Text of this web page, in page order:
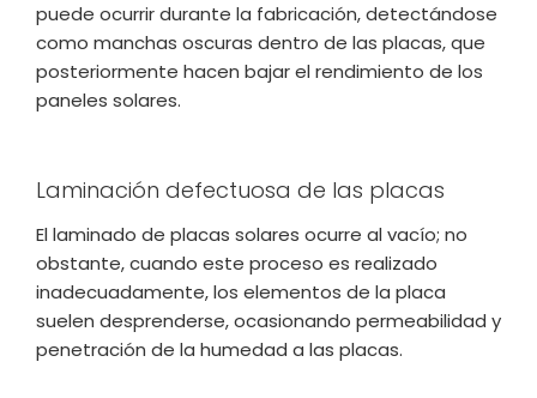
puede ocurrir durante la fabricación, detectándose
como manchas oscuras dentro de las placas, que
posteriormente hacen bajar el rendimiento de los
paneles solares.
Laminación defectuosa de las placas
El laminado de placas solares ocurre al vacío; no
obstante, cuando este proceso es realizado
inadecuadamente, los elementos de la placa
suelen desprenderse, ocasionando permeabilidad y
penetración de la humedad a las placas.